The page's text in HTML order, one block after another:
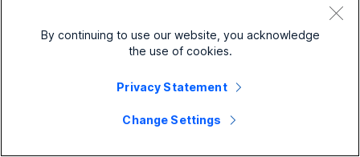
이러한 추가 설정은 제어 허브에서 사용자 음성 메일 설정
Control Hub에 로그인합니다.
By continuing to use our website, you acknowledge
the use of cookies.
Privacy Statement
Change Settings